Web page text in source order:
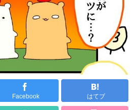
Facebook はてブ